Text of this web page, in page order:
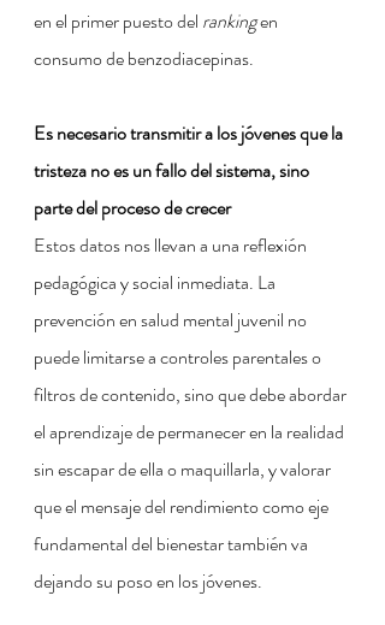
en el primer puesto del ranking en
consumo de benzodiacepinas.
Es necesario transmitir a los jóvenes que la
tristeza no es un fallo del sistema, sino
parte del proceso de crecer
Estos datos nos llevan a una reflexión
pedagógica y social inmediata. La
prevención en salud mental juvenil no
puede limitarse a controles parentales o
filtros de contenido, sino que debe abordar
el aprendizaje de permanecer en la realidad
sin escapar de ella o maquillarla, y valorar
que el mensaje del rendimiento como eje
fundamental del bienestar también va
dejando su poso en los jóvenes.